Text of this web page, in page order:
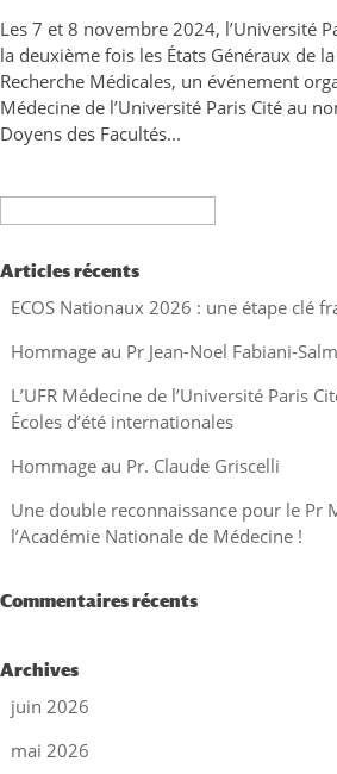
Les 7 et 8 novembre 2024, l’Université
la deuxième fois les États Généraux de
Recherche Médicales, un événement
Médecine de l’Université Paris Cité au
Doyens des Facultés...
Articles récents
ECOS Nationaux 2026 : une étape clé
Hommage au Pr Jean-Noel Fabiani-
L’UFR Médecine de l’Université Paris
Écoles d’été internationales
Hommage au Pr. Claude Griscelli
Une double reconnaissance pour le Pr
l’Académie Nationale de Médecine !
Commentaires récents
Archives
juin 2026
mai 2026